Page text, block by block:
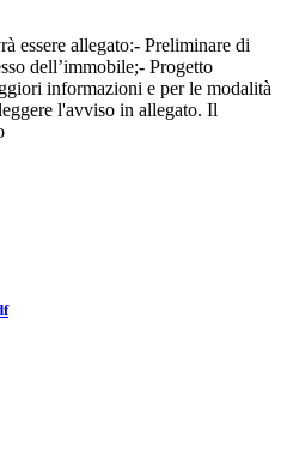
essere allegato:- Preliminare di
dell’immobile;- Progetto
informazioni e per le modalità
l'avviso in allegato. Il